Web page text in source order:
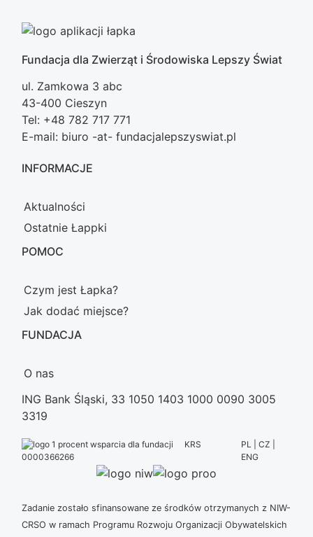
Fundacja dla Zwierząt i Środowiska Lepszy Świat
ul. Zamkowa 3 abc
43-400 Cieszyn
Tel: +48 782 717 771
E-mail: biuro -at- fundacjalepszyswiat.pl
INFORMACJE
Aktualności
Ostatnie Łappki
POMOC
Czym jest Łapka?
Jak dodać miejsce?
FUNDACJA
O nas
ING Bank Śląski, 33 1050 1403 1000 0090 3005
3319
KRS
0000366266
PL | CZ |
ENG
Zadanie zostało sfinansowane ze środków otrzymanych z NIW-
CRSO w ramach Programu Rozwoju Organizacji Obywatelskich